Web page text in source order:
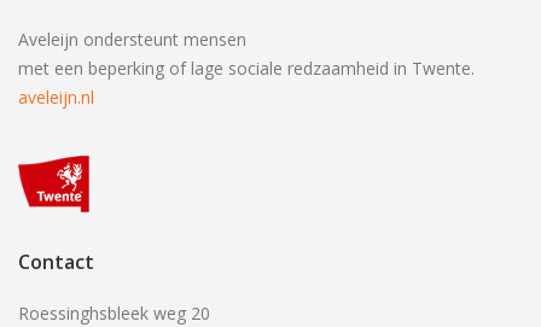
Aveleijn ondersteunt mensen
met een beperking of lage sociale redzaamheid in Twente.
aveleijn.nl
Contact
Roessinghsbleek weg 20